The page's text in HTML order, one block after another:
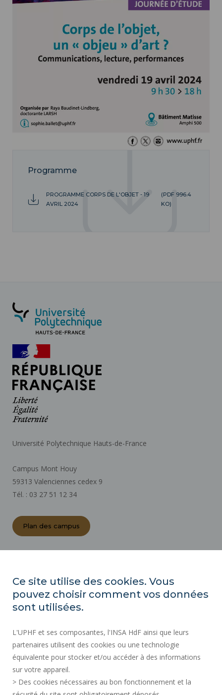
Programme
PROGRAMME CORPS DE L'OBJET - 19
AVRIL 2024
(PDF 996.4
KO)
Université Polytechnique Hauts-de-France
Campus Mont Houy
59313 Valenciennes cedex 9
Tél. : 03 27 51 12 34
Plan des campus
MARCHÉS PUBLICS
PLAN DU SITE
PLAN DES CAMPUS
MENTIONS LÉGALES
CONTACTS
DONNÉES PERSONNELLES
SERVICES PUBLICS +
Ce site utilise des cookies. Vous
pouvez choisir comment vos données
sont utilisées.
L'UPHF et ses composantes, l'INSA HdF ainsi que leurs
partenaires utilisent des cookies ou une technologie
équivalente pour stocker et/ou accéder à des informations
sur votre appareil.
> Des cookies nécessaires au bon fonctionnement et la